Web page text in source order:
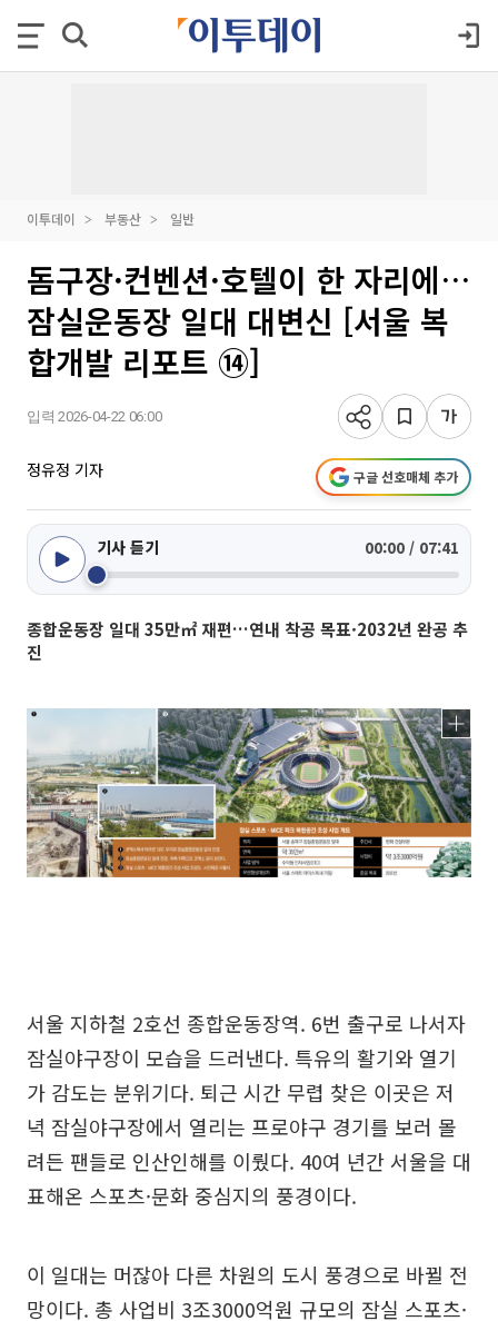
이투데이 부동산 일반
돔구장·컨벤션·호텔이 한 자리에…
잠실운동장 일대 대변신 [서울 복
합개발 리포트 ⑭]
입력 2026-04-22 06:00
정유정 기자 구글 선호매체 추가
기사 듣기 00:00 / 07:41
종합운동장 일대 35만㎡ 재편…연내 착공 목표·2032년 완공 추
진
서울 지하철 2호선 종합운동장역. 6번 출구로 나서자
잠실야구장이 모습을 드러낸다. 특유의 활기와 열기
가 감도는 분위기다. 퇴근 시간 무렵 찾은 이곳은 저
녁 잠실야구장에서 열리는 프로야구 경기를 보러 몰
려든 팬들로 인산인해를 이뤘다. 40여 년간 서울을 대
표해온 스포츠·문화 중심지의 풍경이다.
이 일대는 머잖아 다른 차원의 도시 풍경으로 바뀔 전
망이다. 총 사업비 3조3000억원 규모의 잠실 스포츠·